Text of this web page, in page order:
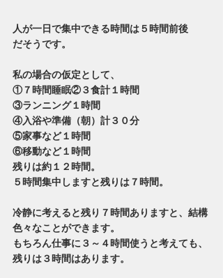
人が一日で集中できる時間は５時間前後
だそうです。
私の場合の仮定として、
①７時間睡眠②３食計１時間
③ランニング１時間
④入浴や準備（朝）計３０分
⑤家事など１時間
⑥移動など１時間
残りは約１２時間。
５時間集中しますと残りは７時間。
冷静に考えると残り７時間ありますと、結構
色々なことができます。
もちろん仕事に３～４時間使うと考えても、
残りは３時間はあります。